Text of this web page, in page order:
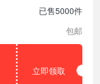
已售5000件
包邮
立即领取